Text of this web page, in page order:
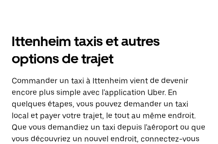
Ittenheim taxis et autres
options de trajet
Commander un taxi à Ittenheim vient de devenir
encore plus simple avec l'application Uber. En
quelques étapes, vous pouvez demander un taxi
local et payer votre trajet, le tout au même endroit.
Que vous demandiez un taxi depuis l'aéroport ou que
vous découvriez un nouvel endroit, connectez-vous